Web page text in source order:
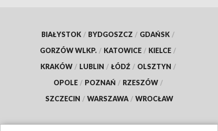
BIAŁYSTOK / BYDGOSZCZ / GDAŃSK /
GORZÓW WLKP. / KATOWICE / KIELCE /
KRAKÓW / LUBLIN / ŁÓDŹ / OLSZTYN /
OPOLE / POZNAŃ / RZESZÓW /
SZCZECIN / WARSZAWA / WROCŁAW